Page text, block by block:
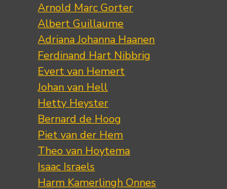
Arnold Marc Gorter
Albert Guillaume
Adriana Johanna Haanen
Ferdinand Hart Nibbrig
Evert van Hemert
Johan van Hell
Hetty Heyster
Bernard de Hoog
Piet van der Hem
Theo van Hoytema
Isaac Israels
Harm Kamerlingh Onnes